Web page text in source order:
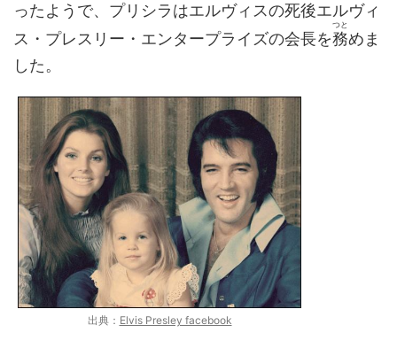
ったようで、プリシラはエルヴィスの死後エルヴィ
ス・プレスリー・エンタープライズの会長を務
つと
めま
した。
出典： Elvis Presley facebook